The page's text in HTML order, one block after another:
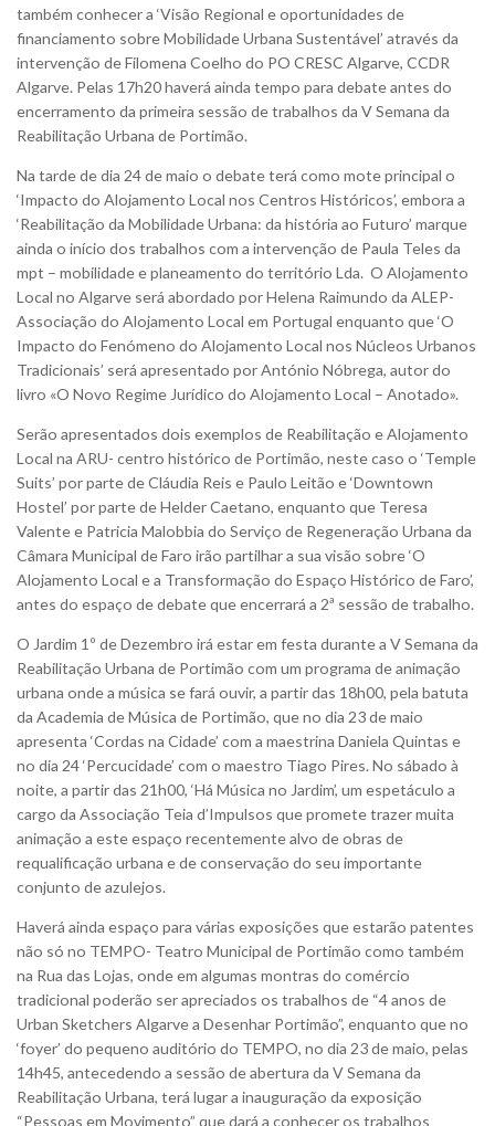
também conhecer a ‘Visão Regional e oportunidades de
financiamento sobre Mobilidade Urbana Sustentável’ através da
intervenção de Filomena Coelho do PO CRESC Algarve, CCDR
Algarve. Pelas 17h20 haverá ainda tempo para debate antes do
encerramento da primeira sessão de trabalhos da V Semana da
Reabilitação Urbana de Portimão.
Na tarde de dia 24 de maio o debate terá como mote principal o
‘Impacto do Alojamento Local nos Centros Históricos’, embora a
‘Reabilitação da Mobilidade Urbana: da história ao Futuro’ marque
ainda o início dos trabalhos com a intervenção de Paula Teles da
mpt – mobilidade e planeamento do território Lda. O Alojamento
Local no Algarve será abordado por Helena Raimundo da ALEP-
Associação do Alojamento Local em Portugal enquanto que ‘O
Impacto do Fenómeno do Alojamento Local nos Núcleos Urbanos
Tradicionais’ será apresentado por António Nóbrega, autor do
livro «O Novo Regime Jurídico do Alojamento Local – Anotado».
Serão apresentados dois exemplos de Reabilitação e Alojamento
Local na ARU- centro histórico de Portimão, neste caso o ‘Temple
Suits’ por parte de Cláudia Reis e Paulo Leitão e ‘Downtown
Hostel’ por parte de Helder Caetano, enquanto que Teresa
Valente e Patricia Malobbia do Serviço de Regeneração Urbana da
Câmara Municipal de Faro irão partilhar a sua visão sobre ‘O
Alojamento Local e a Transformação do Espaço Histórico de Faro’,
antes do espaço de debate que encerrará a 2ª sessão de trabalho.
O Jardim 1º de Dezembro irá estar em festa durante a V Semana da
Reabilitação Urbana de Portimão com um programa de animação
urbana onde a música se fará ouvir, a partir das 18h00, pela batuta
da Academia de Música de Portimão, que no dia 23 de maio
apresenta ‘Cordas na Cidade’ com a maestrina Daniela Quintas e
no dia 24 ‘Percucidade’ com o maestro Tiago Pires. No sábado à
noite, a partir das 21h00, ‘Há Música no Jardim’, um espetáculo a
cargo da Associação Teia d’Impulsos que promete trazer muita
animação a este espaço recentemente alvo de obras de
requalificação urbana e de conservação do seu importante
conjunto de azulejos.
Haverá ainda espaço para várias exposições que estarão patentes
não só no TEMPO- Teatro Municipal de Portimão como também
na Rua das Lojas, onde em algumas montras do comércio
tradicional poderão ser apreciados os trabalhos de “4 anos de
Urban Sketchers Algarve a Desenhar Portimão”, enquanto que no
‘foyer’ do pequeno auditório do TEMPO, no dia 23 de maio, pelas
14h45, antecedendo a sessão de abertura da V Semana da
Reabilitação Urbana, terá lugar a inauguração da exposição
“Pessoas em Movimento” que dará a conhecer os trabalhos